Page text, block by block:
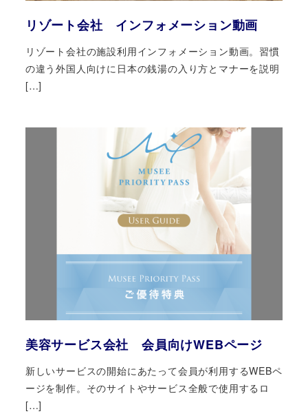
リゾート会社 インフォメーション動画
リゾート会社の施設利用インフォメーション動画。習慣
の違う外国人向けに日本の銭湯の入り方とマナーを説明
[…]
美容サービス会社 会員向けWEBページ
新しいサービスの開始にあたって会員が利用するWEBペ
ージを制作。そのサイトやサービス全般で使用するロ
[…]